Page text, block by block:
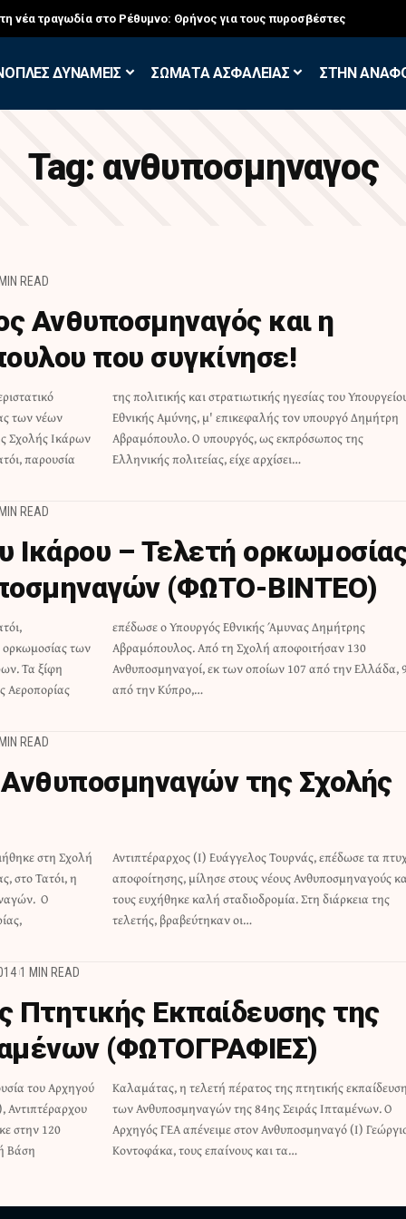
νέα τραγωδία στο Ρέθυμνο: Θρήνος για τους πυροσβέστες
ΔΥΝΑΜΕΙΣ ΣΩΜΑΤΑ ΑΣΦΑΛΕΙΑΣ ΣΤΗΝ
Tag: ανθυποσμηναγος
READ
Ανθυποσμηναγός και η
που συγκίνησε!
των νέων
Σχολής Ικάρων
παρουσία
Δημήτρη
της
Ελληνικής πολιτείας, είχε αρχίσει…
READ
Ικάρου – Τελετή
(ΦΩΤΟ-ΒΙΝΤΕΟ)
ορκωμοσίας των
Τα ξίφη
Αεροπορίας
130
Ελλάδα, 9
από την Κύπρο,…
READ
της Σχολής
στη Σχολή
στο Τατόι, η
Ο
τα πτυχία
και
της
τελετής, βραβεύτηκαν οι…
1 MIN READ
Εκπαίδευσης της
(ΦΩΤΟΓΡΑΦΙΕΣ)
του Αρχηγού
Αντιπτέραρχου
στην 120
Βάση
εκπαίδευσης
Ιπταμένων. Ο
(Ι) Γεώργιο
Κοντοφάκα, τους επαίνους και τα…